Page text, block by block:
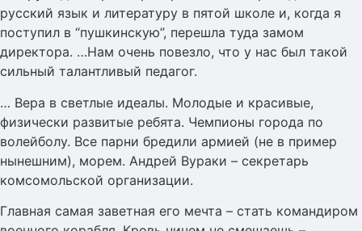
русский язык и литературу в пятой школе и, когда я
поступил в “пушкинскую”, перешла туда замом
директора. …Нам очень повезло, что у нас был такой
сильный талантливый педагог.
… Вера в светлые идеалы. Молодые и красивые,
физически развитые ребята. Чемпионы города по
волейболу. Все парни бредили армией (не в пример
нынешним), морем. Андрей Вураки – секретарь
комсомольской организации.
Главная самая заветная его мечта – стать командиром